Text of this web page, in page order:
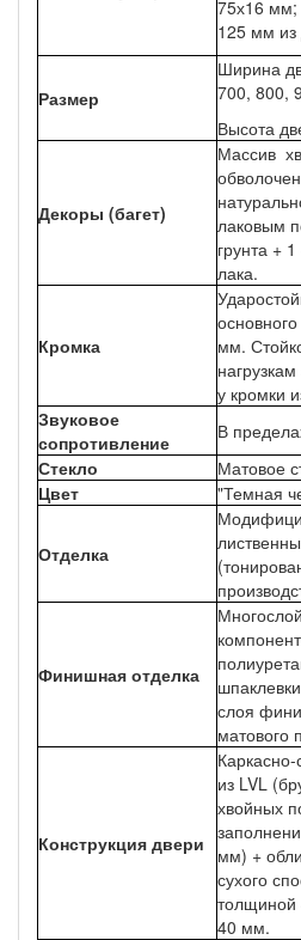
75х16 мм;
125 мм
Размер
Ширина
700, 800,
Высота
Декоры (багет)
Массив
лаковым
грунта +
лака.
Кромка
мм.
у кромки
Звуковое
сопротивление
В
Стекло
Матовое
Цвет
"Темная
Отделка
Финишная отделка
слоя
матового
Конструкция двери
Каркасно-
из LVL
хвойных
мм) +
сухого
40 мм.